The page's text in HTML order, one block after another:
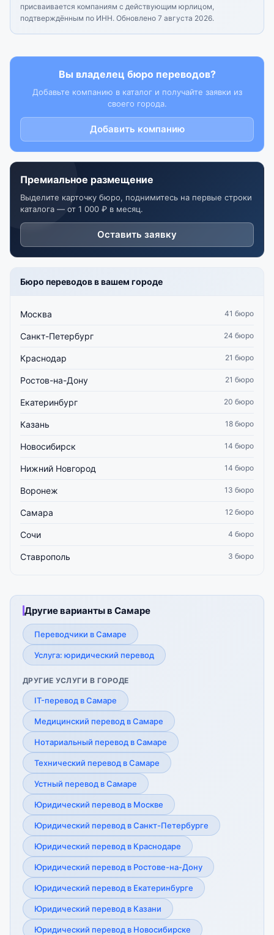
присваивается компаниям с действующим юрлицом,
подтверждённым по ИНН. Обновлено 7 августа 2026.
Вы владелец бюро переводов?
Добавьте компанию в каталог и получайте заявки из
своего города.
Добавить компанию
Премиальное размещение
Выделите карточку бюро, поднимитесь на первые строки
каталога — от 1 000 ₽ в месяц.
Оставить заявку
Бюро переводов в вашем городе
Москва 41 бюро
Санкт-Петербург 24 бюро
Краснодар 21 бюро
Ростов-на-Дону 21 бюро
Екатеринбург 20 бюро
Казань 18 бюро
Новосибирск 14 бюро
Нижний Новгород 14 бюро
Воронеж 13 бюро
Самара 12 бюро
Сочи 4 бюро
Ставрополь 3 бюро
Другие варианты в Самаре
Переводчики в Самаре
Услуга: юридический перевод
ДРУГИЕ УСЛУГИ В ГОРОДЕ
IT-перевод в Самаре
Медицинский перевод в Самаре
Нотариальный перевод в Самаре
Технический перевод в Самаре
Устный перевод в Самаре
Юридический перевод в Москве
Юридический перевод в Санкт-Петербурге
Юридический перевод в Краснодаре
Юридический перевод в Ростове-на-Дону
Юридический перевод в Екатеринбурге
Юридический перевод в Казани
Юридический перевод в Новосибирске